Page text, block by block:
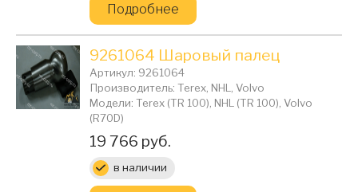
Подробнее
9261064 Шаровый палец
Артикул: 9261064
Производитель: Terex, NHL, Volvo
Модели: Terex (TR 100), NHL (TR 100), Volvo
(R70D)
Цена:
19 766 руб.
в наличии